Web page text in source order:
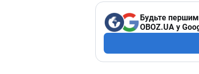
Будьте
OBOZ.UA у